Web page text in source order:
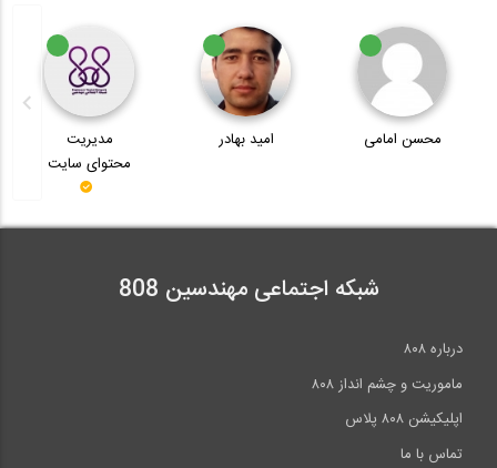
محسن امامی امید بهادر
مدیریت
محتوای سایت
شبکه اجتماعی مهندسین 808
درباره ۸۰۸
ماموریت و چشم انداز ۸۰۸
اپلیکیشن ۸۰۸ پلاس
تماس با ما